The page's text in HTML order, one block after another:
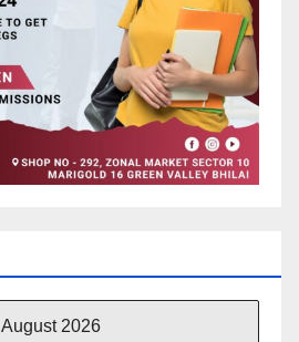
August 2026